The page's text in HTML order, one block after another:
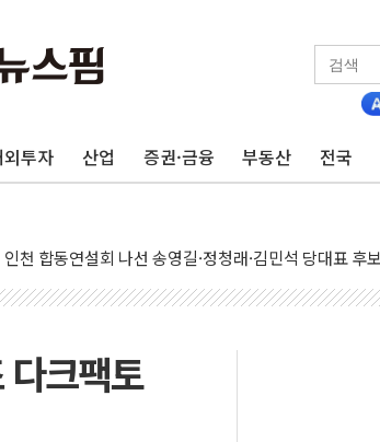
투자 산업 증권·금융 부동산 전국
울진·영덕 '호우특보'-포항 '산사태 주의보'...경북도, 호
[종합] 김민석, 정청래에 '0.86%p' 차 재역전 성공...金
김민석, 2주차 제주·인천 경선서 정청래에 승리
인사하는 김민석 당대표 후보
[속보] 민주, 인천 경선 결과 발표...김민석 45.09% 정청
[속보] 민주, 제주 경선 결과 발표...김민석 52.64% 정청
크팩토